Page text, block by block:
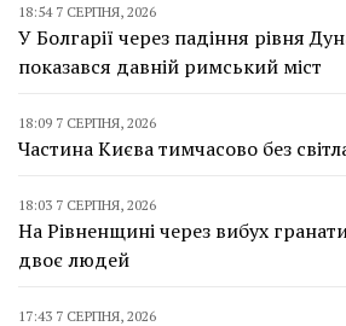
18:54 7 СЕРПНЯ, 2026
У Болгарії через падіння рівня
показався давній римський міст
18:09 7 СЕРПНЯ, 2026
Частина Києва тимчасово без
18:03 7 СЕРПНЯ, 2026
На Рівненщині через вибух
двоє людей
17:43 7 СЕРПНЯ, 2026